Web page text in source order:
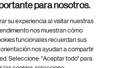
para nosotros.
su experiencia al visitar nuestras
nos muestran cómo
funcionales recuerdan sus
nos ayudan a compartir
Seleccione: "Aceptar todo" para